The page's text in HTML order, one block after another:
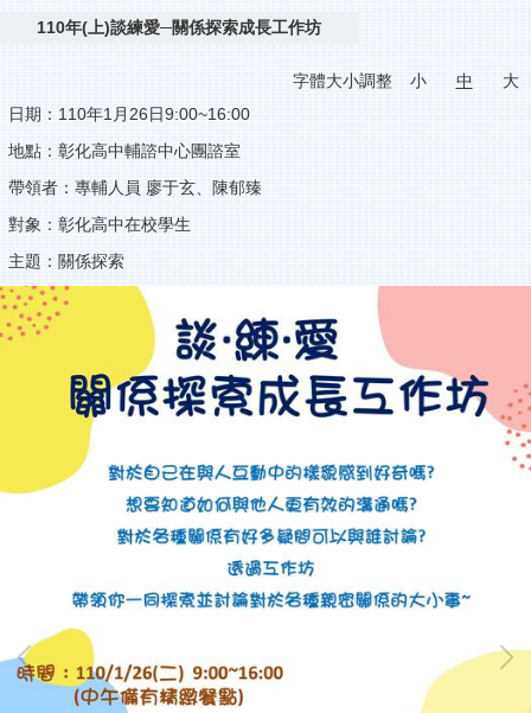
110年(上)談練愛─關係探索成長工作坊
字體大小調整 小 中
大
日期：110年1月26日9:00~16:00
地點：彰化高中輔諮中心團諮室
帶領者：專輔人員 廖于玄、陳郁臻
對象：彰化高中在校學生
主題：關係探索